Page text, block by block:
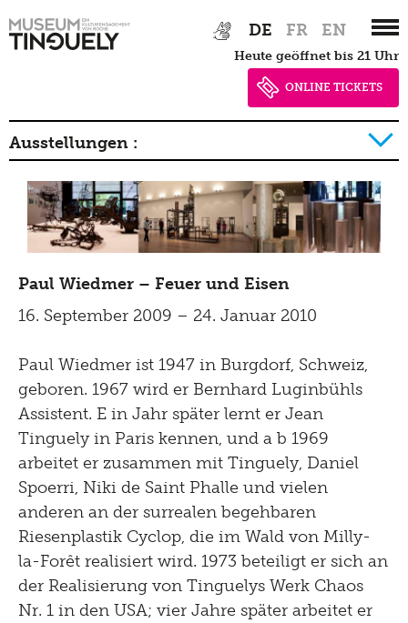
Hauptnavigation
to
DE FR EN
heute geöffnet bis 21 Uhr
ONLINE TICKETS
Ausstellungen :
2026
2025
2024
2023
2022
2021
2020
2019
2018
2017
2016
2015
2014
Paul Wiedmer – Feuer und Eisen
16. September 2009 – 24. Januar 2010
Paul Wiedmer ist 1947 in Burgdorf, Schweiz,
geboren. 1967 wird er Bernhard Luginbühls
Assistent. E in Jahr später lernt er Jean
Tinguely in Paris kennen, und a b 1969
arbeitet er zusammen mit Tinguely, Daniel
Spoerri, Niki de Saint Phalle und vielen
anderen an der surrealen begehbaren
Riesenplastik Cyclop, die im Wald von Milly-
la-Forêt realisiert wird. 1973 beteiligt er sich an
der Realisierung von Tinguelys Werk Chaos
Nr. 1 in den USA; vier Jahre später arbeitet er